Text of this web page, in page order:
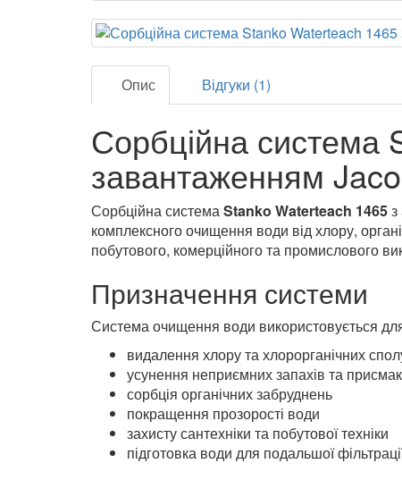
Опис Відгуки (1)
Сорбційна система
завантаженням
комплексного очищення води від хлору,
побутового, комерційного та промислового
Призначення системи
Система очищення води використовується для:
видалення хлору та хлорорганічних
усунення неприємних запахів та
сорбція органічних забруднень